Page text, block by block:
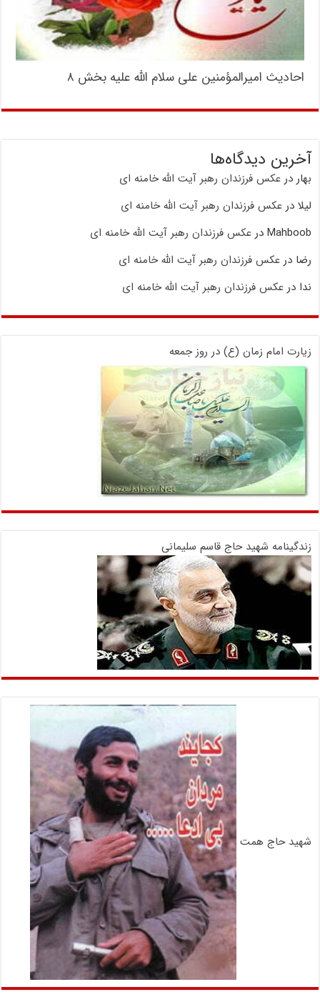
احادیث امیرالمؤمنین علی سلام الله علیه بخش ۸
آخرین دیدگاه‌ها
بهار درعکس فرزندان رهبر آیت الله خامنه ای
لیلا درعکس فرزندان رهبر آیت الله خامنه ای
Mahboob درعکس فرزندان رهبر آیت الله خامنه ای
رضا درعکس فرزندان رهبر آیت الله خامنه ای
ندا درعکس فرزندان رهبر آیت الله خامنه ای
زیارت امام زمان (ع) در روز جمعه
زندگینامه شهید حاج قاسم سلیمانی
شهید حاج همت